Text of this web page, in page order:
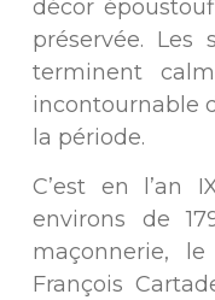
décor
préservée. Les
terminent
incontournable
la période.
C’est en l’an
environs de
maçonnerie, le
François